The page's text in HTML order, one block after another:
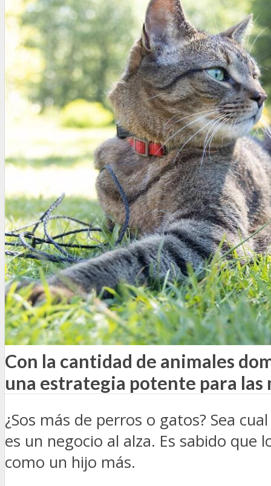
OTRAS NORMAS
INNOVACIÓN
NOTICIAS
LA CONFE
ITC
INESE – FÜTURE LATAM
INTERNACIONALES
AMÉRICA LATINA
ESTADOS UNIDOS
EUROPA
RESTO DEL MUNDO
PREVENCIÓN
MEDIOAMBIENTE
RIESGOS DEL TRABAJO
SALUD
SEGURIDAD
SEGURIDAD VIAL
TV
DIGITAL
COLUMNISTAS
ESTADÍSTICAS
Con la cantidad de animales
una estrategia potente para las
¿Sos más de perros o gatos? Sea
es un negocio al alza. Es sabido
como un hijo más.